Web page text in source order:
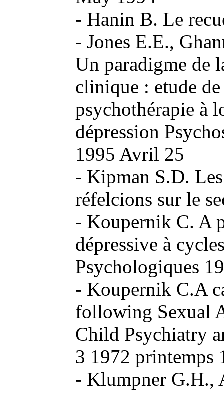
- Hanin B. Le
- Jones E.E.,
Un paradigme de
clinique : etude
psychothérapie à
dépression
1995 Avril 25
- Kipman S.D.
réfelcions sur le
- Koupernik C. A
dépressive à
Psychologiques
- Koupernik C.A
following Sexual
Child Psychiatry
3 1972 printemps
- Klumpner G.H.,